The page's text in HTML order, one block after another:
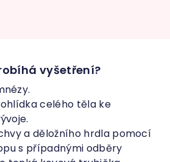
vyšetření?
celého těla ke
a děložního hrdla pomocí
s případnými odběry